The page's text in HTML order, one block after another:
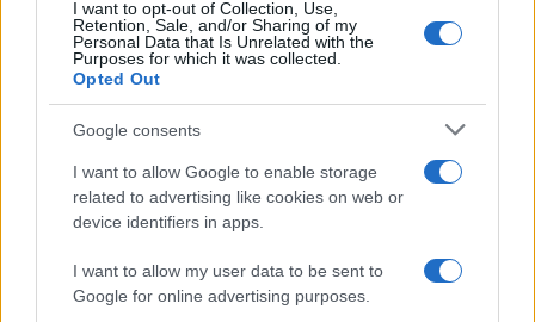
I want to opt-out of Collection, Use,
Retention, Sale, and/or Sharing of my
Personal Data that Is Unrelated with the
Purposes for which it was collected.
Opted Out
Google consents
I want to allow Google to enable storage
related to advertising like cookies on web or
device identifiers in apps.
I want to allow my user data to be sent to
Google for online advertising purposes.